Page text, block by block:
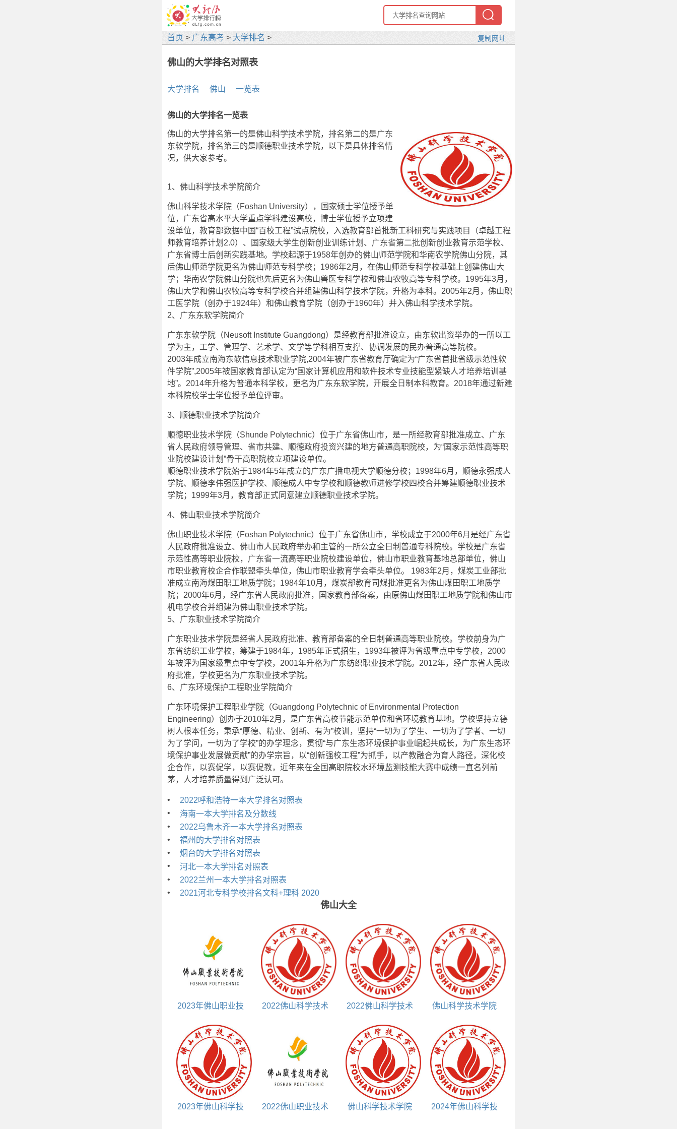
首页 > 广东高考 > 大学排名 >
佛山的大学排名对照表
大学排名 佛山 一览表
佛山的大学排名一览表
佛山的大学排名第一的是佛山科学技术学院，排名第二的是广东
东软学院，排名第三的是顺德职业技术学院，以下是具体排名情
况，供大家参考。
1、佛山科学技术学院简介
佛山科学技术学院（Foshan University），国家硕士学位授予单
位，广东省高水平大学重点学科建设高校，博士学位授予立项建
设单位，教育部数据中国“百校工程”试点院校，入选教育部首批新工科研究与实践项目（卓越工程
师教育培养计划2.0）、国家级大学生创新创业训练计划、广东省第二批创新创业教育示范学校、
广东省博士后创新实践基地。学校起源于1958年创办的佛山师范学院和华南农学院佛山分院，其
后佛山师范学院更名为佛山师范专科学校；1986年2月，在佛山师范专科学校基础上创建佛山大
学；华南农学院佛山分院也先后更名为佛山兽医专科学校和佛山农牧高等专科学校。1995年3月，
佛山大学和佛山农牧高等专科学校合并组建佛山科学技术学院，升格为本科。2005年2月，佛山职
工医学院（创办于1924年）和佛山教育学院（创办于1960年）并入佛山科学技术学院。
2、广东东软学院简介
广东东软学院（Neusoft Institute Guangdong）是经教育部批准设立，由东软出资举办的一所以工
学为主，工学、管理学、艺术学、文学等学科相互支撑、协调发展的民办普通高等院校。
2003年成立南海东软信息技术职业学院,2004年被广东省教育厅确定为“广东省首批省级示范性软
件学院”,2005年被国家教育部认定为“国家计算机应用和软件技术专业技能型紧缺人才培养培训基
地”。2014年升格为普通本科学校，更名为广东东软学院，开展全日制本科教育。2018年通过新建
本科院校学士学位授予单位评审。
3、顺德职业技术学院简介
顺德职业技术学院（Shunde Polytechnic）位于广东省佛山市，是一所经教育部批准成立、广东
省人民政府领导管理、省市共建、顺德政府投资兴建的地方普通高职院校，为“国家示范性高等职
业院校建设计划”骨干高职院校立项建设单位。
顺德职业技术学院始于1984年5年成立的广东广播电视大学顺德分校；1998年6月，顺德永强成人
学院、顺德李伟强医护学校、顺德成人中专学校和顺德教师进修学校四校合并筹建顺德职业技术
学院；1999年3月，教育部正式同意建立顺德职业技术学院。
4、佛山职业技术学院简介
佛山职业技术学院（Foshan Polytechnic）位于广东省佛山市，学校成立于2000年6月是经广东省
人民政府批准设立、佛山市人民政府举办和主管的一所公立全日制普通专科院校。学校是广东省
示范性高等职业院校，广东省一流高等职业院校建设单位，佛山市职业教育基地总部单位，佛山
市职业教育校企合作联盟牵头单位，佛山市职业教育学会牵头单位。 1983年2月，煤炭工业部批
准成立南海煤田职工地质学院；1984年10月，煤炭部教育司煤批准更名为佛山煤田职工地质学
院；2000年6月，经广东省人民政府批准，国家教育部备案，由原佛山煤田职工地质学院和佛山市
机电学校合并组建为佛山职业技术学院。
5、广东职业技术学院简介
广东职业技术学院是经省人民政府批准、教育部备案的全日制普通高等职业院校。学校前身为广
东省纺织工业学校，筹建于1984年，1985年正式招生，1993年被评为省级重点中专学校，2000
年被评为国家级重点中专学校，2001年升格为广东纺织职业技术学院。2012年，经广东省人民政
府批准，学校更名为广东职业技术学院。
6、广东环境保护工程职业学院简介
广东环境保护工程职业学院（Guangdong Polytechnic of Environmental Protection
Engineering）创办于2010年2月，是广东省高校节能示范单位和省环境教育基地。学校坚持立德
树人根本任务，秉承“厚德、精业、创新、有为”校训，坚持“一切为了学生、一切为了学者、一切
为了学问，一切为了学校”的办学理念，贯彻“与广东生态环境保护事业崛起共成长，为广东生态环
境保护事业发展做贡献”的办学宗旨，以“创新强校工程”为抓手，以产教融合为育人路径，深化校
企合作，以赛促学，以赛促教，近年来在全国高职院校水环境监测技能大赛中成绩一直名列前
茅，人才培养质量得到广泛认可。
•
2022呼和浩特一本大学排名对照表
•
海南一本大学排名及分数线
•
2022乌鲁木齐一本大学排名对照表
•
福州的大学排名对照表
•
烟台的大学排名对照表
•
河北一本大学排名对照表
•
2022兰州一本大学排名对照表
•
2021河北专科学校排名文科+理科 2020
佛山大全
2023年佛山职业技
数线
2022佛山科学技术
2022佛山科学技术
佛山科学技术学院
2023年佛山科学技
2022佛山职业技术
佛山科学技术学院
2024年佛山科学技